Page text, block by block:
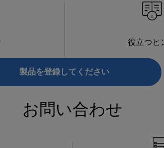
役立つヒ
製品を登録してください
お問い合わせ